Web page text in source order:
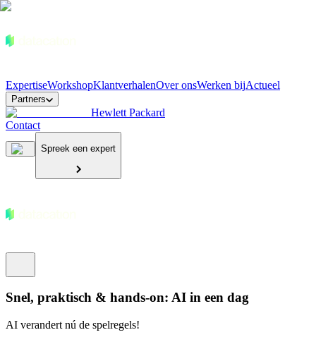
ExpertiseWorkshopKlantverhalenOver onsWerken bijActueel
Partners
Hewlett Packard
Contact
Spreek een expert
Snel, praktisch & hands-on: AI in een dag
AI verandert nú de spelregels!